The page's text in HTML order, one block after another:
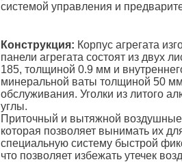
системой управления и
Конструкция: Корпус агрегата
панели агрегата состоят из двух
185, толщиной 0.9 мм и
минеральной ваты толщиной 50
обслуживания. Уголки из литого
углы.
Приточный и вытяжной
которая позволяет вынимать их
специальную систему быстрой
что позволяет избежать утечек